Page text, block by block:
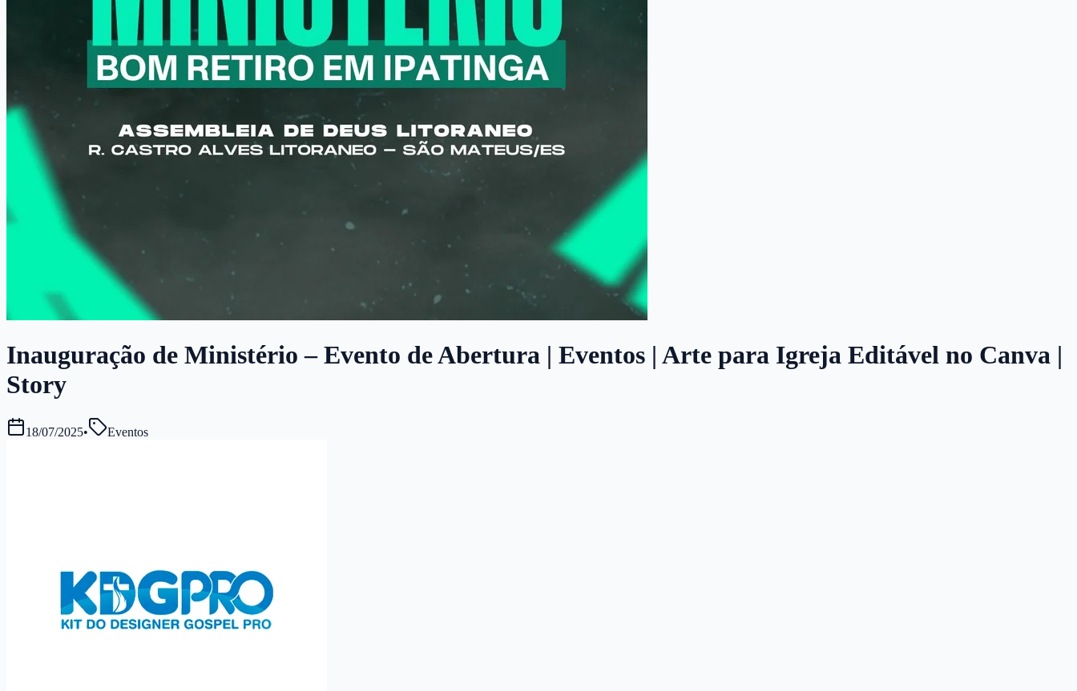
Inauguração de Ministério – Evento de Abertura | Eventos | Arte para Igreja Editável no Canva |
Story
18/07/2025• Eventos